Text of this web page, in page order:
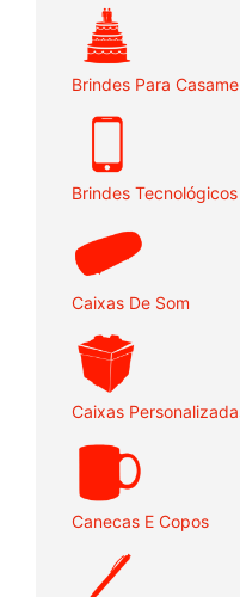
Brindes Para
Brindes Tecnológicos
Caixas De Som
Caixas
Canecas E Copos